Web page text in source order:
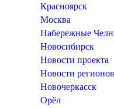
Красноярск
Москва
Набережные
Новосибирск
Новости проекта
Новости регионов
Новочеркасск
Орёл